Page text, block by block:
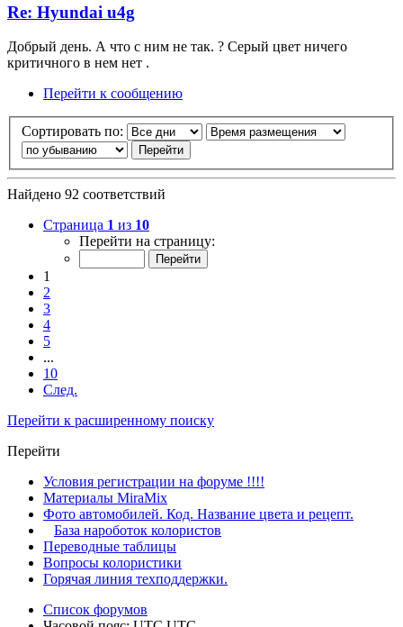
Re: Hyundai u4g
Добрый день. А что с ним не так. ? Серый цвет ничего
критичного в нем нет .
Перейти к сообщению
Сортировать по:
Найдено 92 соответствий
Страница 1 из 10
Перейти на страницу:
1
2
3
4
5
...
10
След.
Перейти к расширенному поиску
Перейти
Условия регистрации на форуме !!!!
Материалы MiraMix
Фото автомобилей. Код. Название цвета и рецепт.
База нароботок колористов
Переводные таблицы
Вопросы колористики
Горячая линия техподдержки.
Список форумов